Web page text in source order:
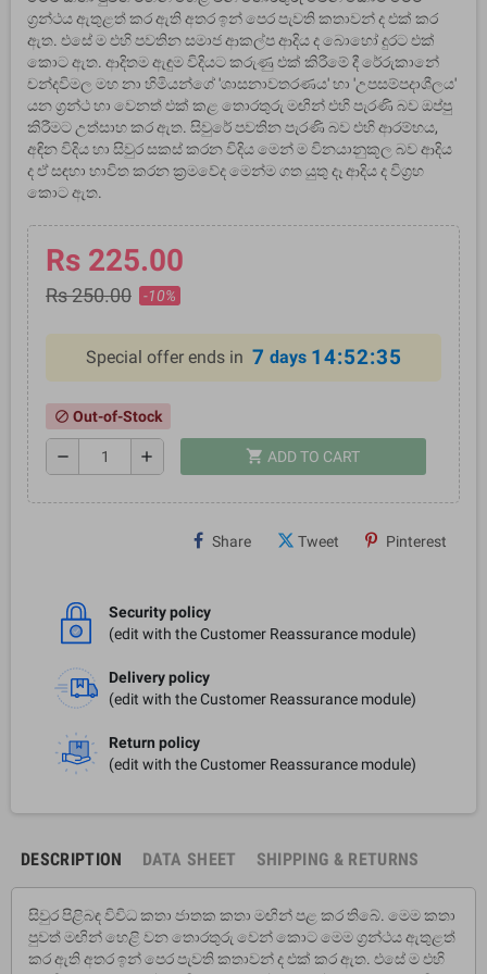
ග්‍රන්ථය ඇතුළත් කර ඇති අතර ඉන් පෙර පැවති කතාවන් ද එක් කර
ඇත. එසේ ම එහි පවතින සමාජ ආකල්ප ආදිය ද බොහෝ දුරට එක්
කොට ඇත. ආදිතම ඇඳුම විදියට කරුණු එක් කිරීමේ දී රේරුකානේ
චන්දවිමල මහ නා හිමියන්ගේ 'ශාසනාවතරණය' හා 'උපසම්පදාශීලය'
යන ග්‍රන්ථ හා වෙනත් එක් කළ තොරතුරු මඟින් එහි පැරණි බව ඔප්පු
කිරීමට උත්සාහ කර ඇත. සිවුරේ පවතින පැරණි බව එහි ආරම්භය,
අඳින විදිය හා සිවුර සකස් කරන විදිය මෙන් ම විනයානුකූල බව ආදිය
ද ඒ සඳහා භාවිත කරන ක්‍රමවේද මෙන්ම ගත යුතු දෑ ආදිය ද විග්‍රහ
කොට ඇත.
Rs 225.00
Rs 250.00 -10%
Special offer ends in 7 days 14:52:35
block Out-of-Stock
remove add shopping_cart ADD TO CART
Share Tweet Pinterest
Security policy
(edit with the Customer Reassurance module)
Delivery policy
(edit with the Customer Reassurance module)
Return policy
(edit with the Customer Reassurance module)
DESCRIPTION DATA SHEET SHIPPING & RETURNS
සිවුර පිළිබඳ විවිධ කතා ජාතක කතා මඟින් පළ කර තිබේ. මෙම කතා
පුවත් මඟින් හෙළි වන තොරතුරු වෙන් කොට මෙම ග්‍රන්ථය ඇතුළත්
කර ඇති අතර ඉන් පෙර පැවති කතාවන් ද එක් කර ඇත. එසේ ම එහි